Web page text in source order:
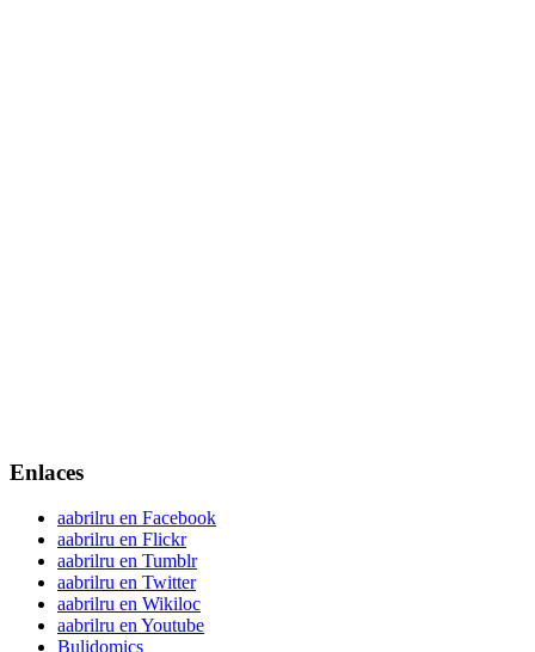
Enlaces
aabrilru en Facebook
aabrilru en Flickr
aabrilru en Tumblr
aabrilru en Twitter
aabrilru en Wikiloc
aabrilru en Youtube
Bulidomics